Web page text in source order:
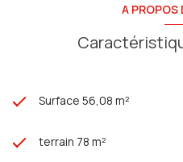
A PROPOS
Surface 56,08 m²
terrain 78 m²